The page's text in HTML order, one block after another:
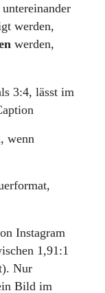
werden,
werden,
3:4, lässt im
wenn
Instagram
1,91:1
Nur
Bild im